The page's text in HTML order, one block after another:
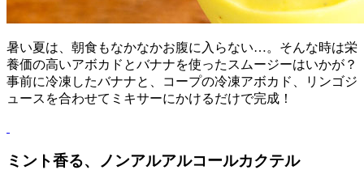
暑い夏は、朝食もなかなかお腹に入らない…。そんな時は栄
養価の高いアボカドとバナナを使ったスムージーはいかが？
事前に冷凍したバナナと、コープの冷凍アボカド、リンゴジ
ュースを合わせてミキサーにかけるだけで完成！
ミント香る、ノンアルアルコールカクテル